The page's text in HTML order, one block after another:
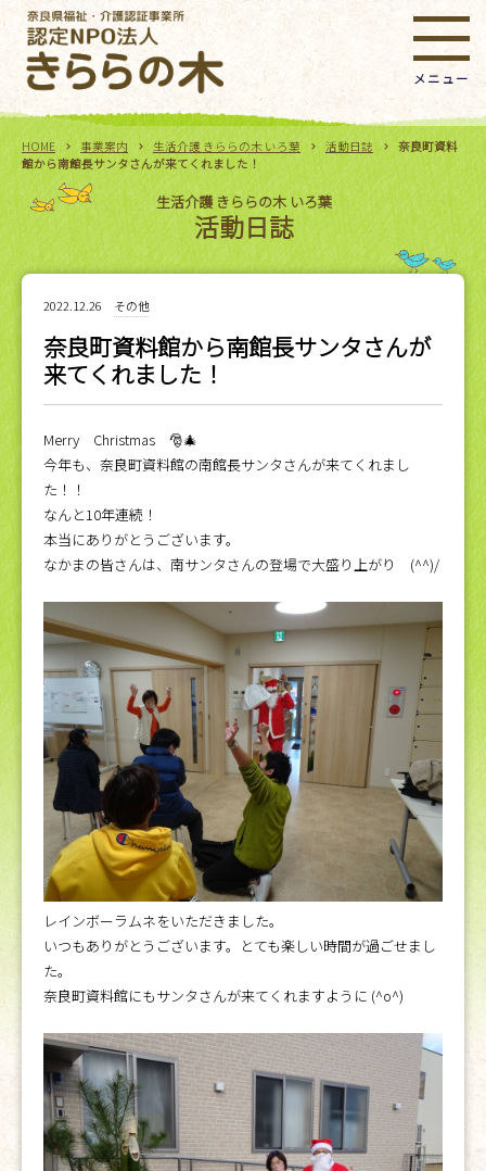
HOME 事業案内 生活介護 きららの木 いろ葉 活動日誌
奈良町資料
館から南館長サンタさんが来てくれました！
生活介護 きららの木 いろ葉
活動日誌
2022.12.26 その他
奈良町資料館から南館長サンタさんが
来てくれました！
Merry Christmas 🎅🎄
今年も、奈良町資料館の南館長サンタさんが来てくれまし
た！！
なんと10年連続！
本当にありがとうございます。
なかまの皆さんは、南サンタさんの登場で大盛り上がり (^^)/
レインボーラムネをいただきました。
いつもありがとうございます。とても楽しい時間が過ごせまし
た。
奈良町資料館にもサンタさんが来てくれますように (^o^)